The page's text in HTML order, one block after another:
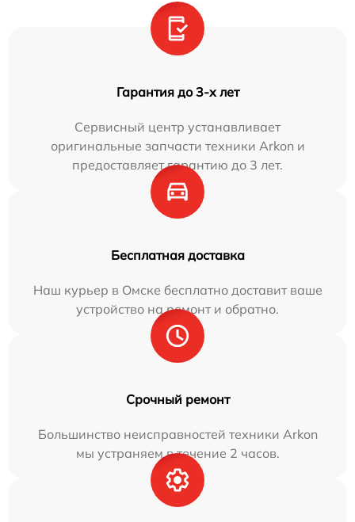
Гарантия до 3-х лет
Сервисный центр устанавливает
оригинальные запчасти техники Arkon и
предоставляет гарантию до 3 лет.
Бесплатная доставка
Наш курьер в Омске бесплатно доставит ваше
устройство на ремонт и обратно.
Срочный ремонт
Большинство неисправностей техники Arkon
мы устраняем в течение 2 часов.